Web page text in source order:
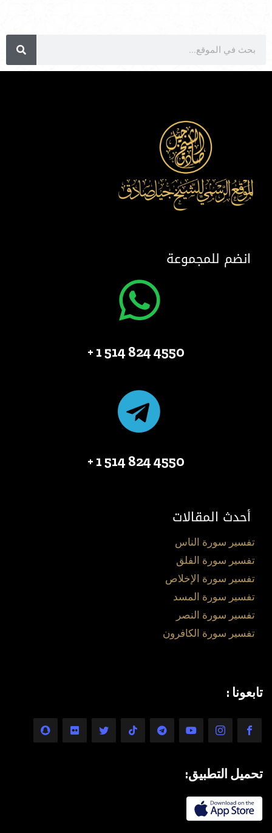
انضم للمجموعة
4550 824 514 1 +
4550 824 514 1 +
أحدث المقالات
تفسير سورة الناس
تفسير سورة الفلق
تفسير سورة الإخلاص
تفسير سورة المسد
تفسير سورة النصر
تفسير سورة الكافرون
تابعونا :
تحميل التطبيق: